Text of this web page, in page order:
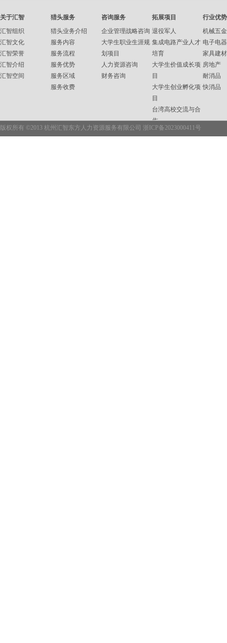
关于汇智
汇智组织
汇智文化
汇智荣誉
汇智介绍
汇智空间
猎头服务
猎头业务介绍
服务内容
服务流程
服务优势
服务区域
服务收费
咨询服务
企业管理战略咨询
大学生职业生涯规
划项目
人力资源咨询
财务咨询
拓展项目
退役军人
集成电路产业人才
培育
大学生价值成长项
目
大学生创业孵化项
目
台湾高校交流与合
作
企业内训
行业优势
机械五金
电子电器
家具建材
房地产
耐消品
快消品
版权所有 ©2013 杭州汇智东方人力资源服务有限公司 浙ICP备2023000411号